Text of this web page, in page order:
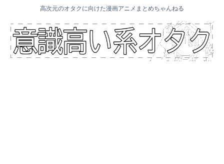
高次元のオタクに向けた漫画アニメまとめちゃんねる